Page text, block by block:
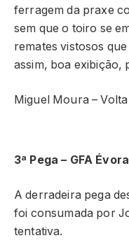
ferragem da praxe
sem que o toiro se
remates vistosos
assim, boa exibição,
Miguel Moura – Volta
3ª Pega – GFA
A derradeira pega
foi consumada por
tentativa.